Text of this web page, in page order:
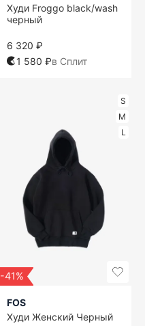
Худи Froggo black/wash
черный
6 320 ₽
1 580 ₽в Сплит
S
M
L
-41%
FOS
Худи Женский Черный